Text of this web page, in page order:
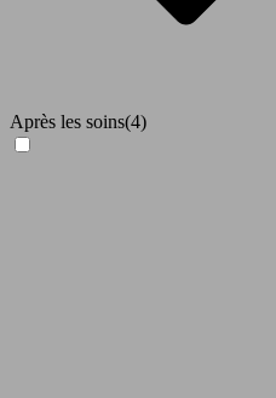
Après les soins(4)